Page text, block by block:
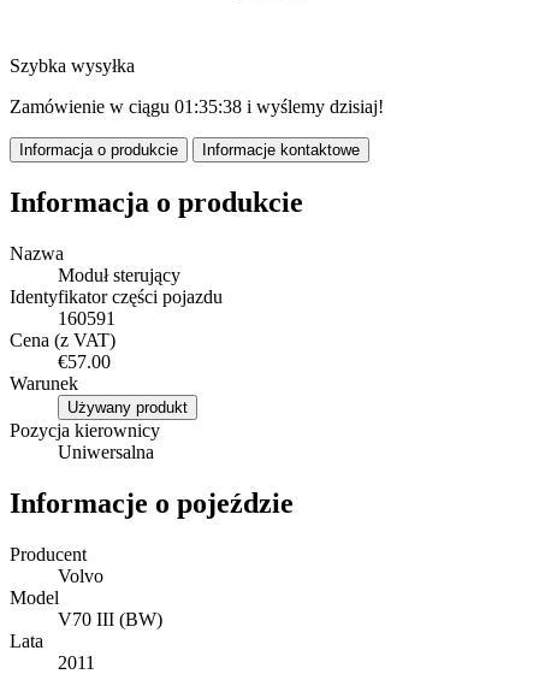
Szybka wysyłka
Zamówienie w ciągu 01:35:37 i wyślemy dzisiaj!
Informacja o produkcie Informacje kontaktowe
Informacja o produkcie
Nazwa
Moduł sterujący
Identyfikator części pojazdu
160591
Cena (z VAT)
€57.00
Warunek
Używany produkt
Pozycja kierownicy
Uniwersalna
Informacje o pojeździe
Producent
Volvo
Model
V70 III (BW)
Lata
2011